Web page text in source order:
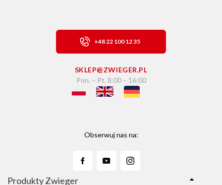
+48 22 100 12 35
SKLEP@ZWIEGER.PL
Pon. – Pt. 8:00 – 16:00
Obserwuj nas na:
Produkty Zwieger